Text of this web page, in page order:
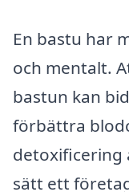
En bastu har
och mentalt.
bastun kan
förbättra
detoxificering
sätt ett